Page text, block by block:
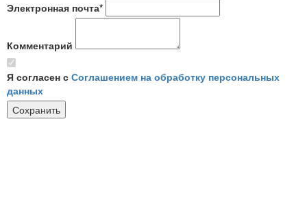
Электронная почта*
Комментарий
Я согласен с Соглашением на обработку персональных
данных